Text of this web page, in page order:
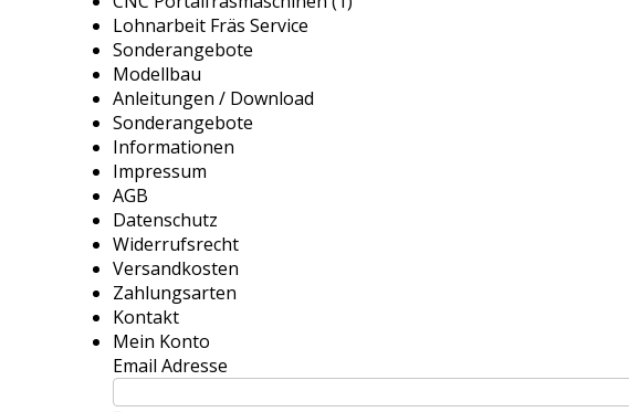
Lohnarbeit Fräs Service
Sonderangebote
Modellbau
Anleitungen / Download
Sonderangebote
Informationen
Impressum
AGB
Datenschutz
Widerrufsrecht
Versandkosten
Zahlungsarten
Kontakt
Mein Konto
Email Adresse